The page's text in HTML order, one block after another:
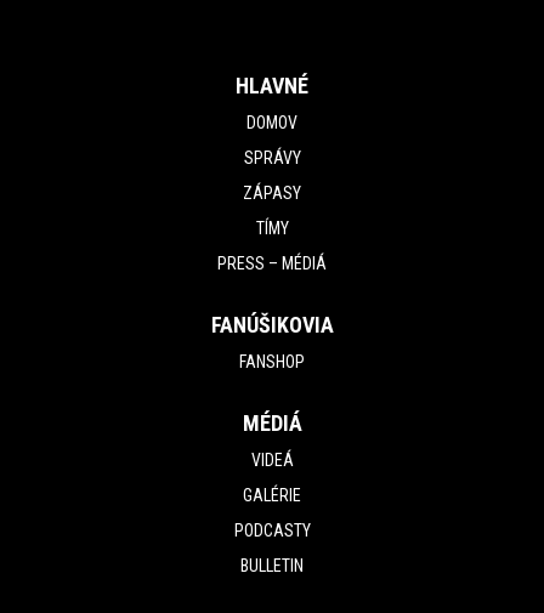
HLAVNÉ
DOMOV
SPRÁVY
ZÁPASY
TÍMY
PRESS – MÉDIÁ
FANÚŠIKOVIA
FANSHOP
MÉDIÁ
VIDEÁ
GALÉRIE
PODCASTY
BULLETIN